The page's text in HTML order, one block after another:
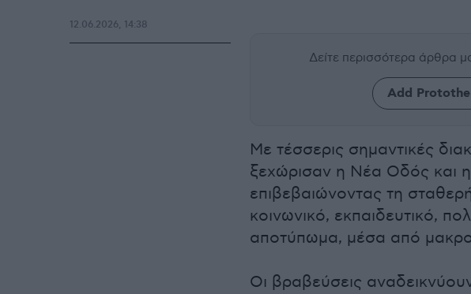
Δείτε περισσότερα άρθρα
Add
Με τέσσερις σημαντικές
ξεχώρισαν η Νέα Οδός και
επιβεβαιώνοντας τη
κοινωνικό, εκπαιδευτικό,
αποτύπωμα, μέσα από
Οι βραβεύσεις
12.06.2026, 14:38